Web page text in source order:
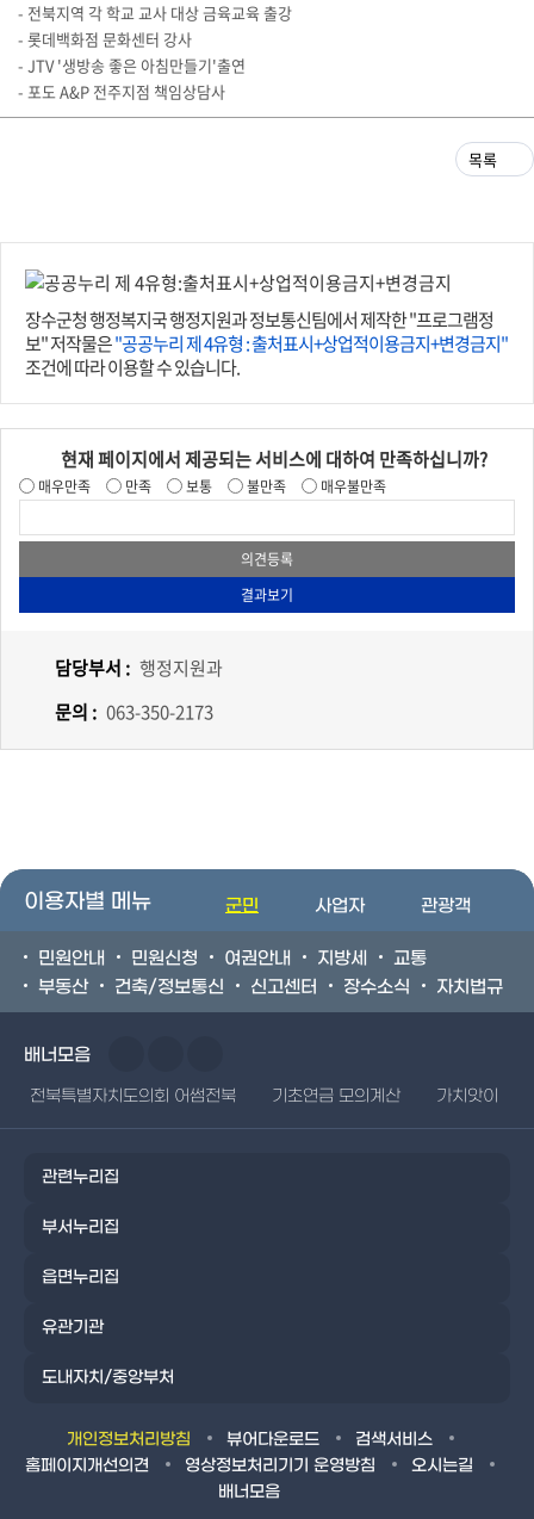
- 전북지역 각 학교 교사 대상 금육교육 출강
- 롯데백화점 문화센터 강사
- JTV '생방송 좋은 아침만들기'출연
- 포도 A&P 전주지점 책임상담사
목록
장수군청 행정복지국 행정지원과 정보통신팀에서 제작한 "프로그램정
보" 저작물은"공공누리 제 4유형 : 출처표시+상업적이용금지+변경금지"
조건에 따라 이용할 수 있습니다.
현재 페이지에서 제공되는 서비스에 대하여 만족하십니까?
매우만족 만족 보통 불만족 매우불만족
담당부서 : 행정지원과
문의 : 063-350-2173
이용자별 메뉴 군민 사업자 관광객
민원안내 민원신청 여권안내 지방세
교통
부동산
건축/정보통신 신고센터 장수소식 자치법규
배너모음
전북특별자치도의회 어썸전북 기초연금 모의계산 가치앗이
관련누리집
부서누리집
읍면누리집
유관기관
도내자치/중앙부처
개인정보처리방침 뷰어다운로드
검색서비스
홈페이지개선의견
영상정보처리기기 운영방침
오시는길
배너모음